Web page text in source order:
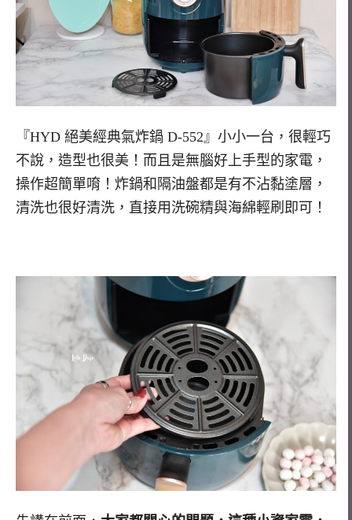
『HYD 絕美經典氣炸鍋 D-552』小小一台，很輕巧
不說，造型也很美！而且是無腦好上手型的家電，
操作超簡單唷！炸鍋和隔油盤都是有不沾黏塗層，
清洗也很好清洗，直接用洗碗精與海綿輕刷即可！